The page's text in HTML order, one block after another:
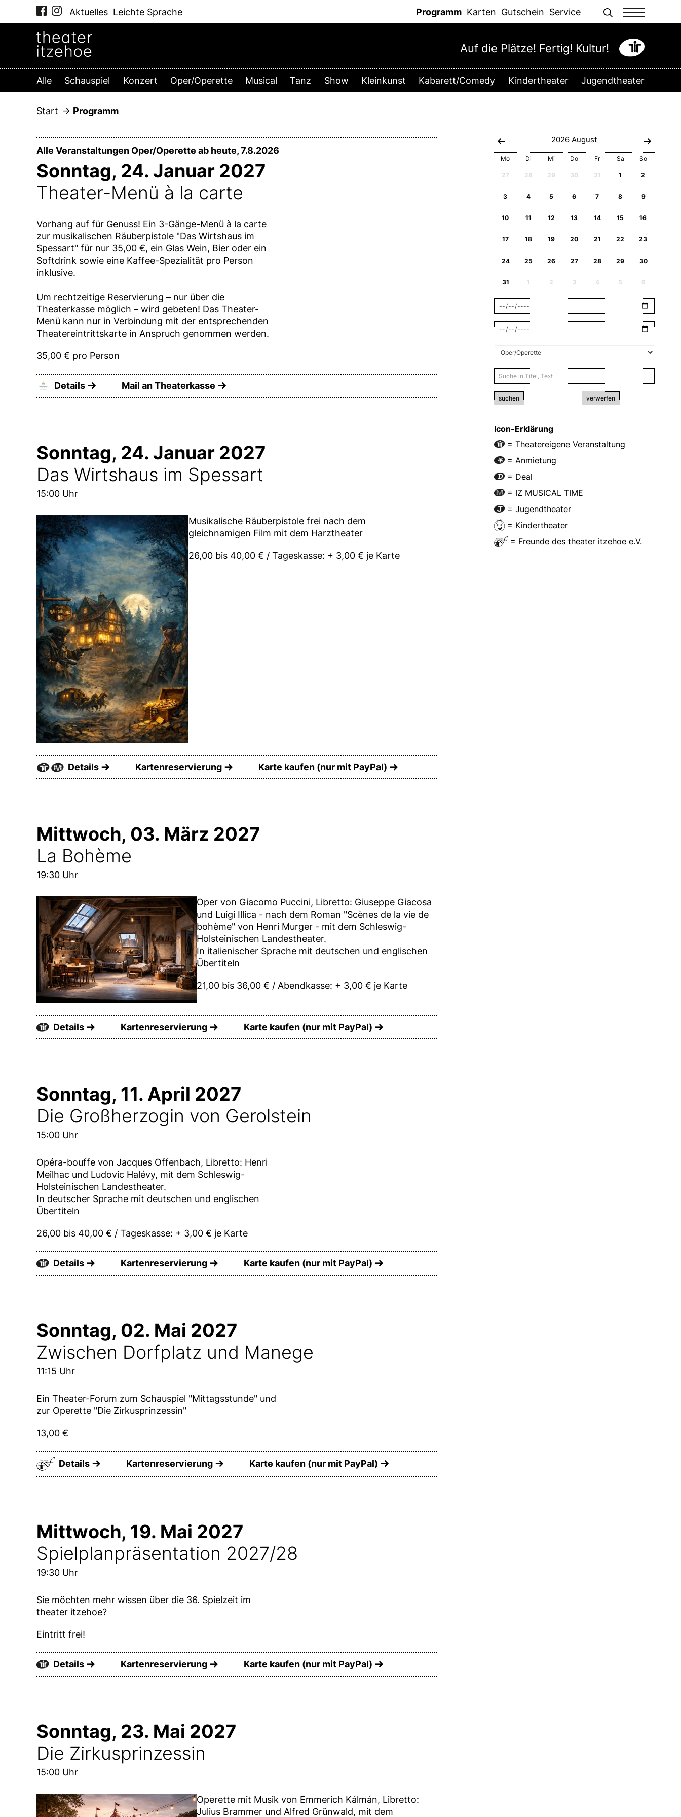
Aktuelles Leichte Sprache Programm Karten Gutschein Service
Auf die Plätze! Fertig! Kultur!
Alle Schauspiel Konzert Oper/Operette Musical Tanz Show Kleinkunst Kabarett/Comedy Kindertheater Jugendtheater
Start Programm
Alle Veranstaltungen Oper/Operette ab heute, 7.8.2026
Sonntag, 24. Januar 2027
Theater-Menü à la carte
Vorhang auf für Genuss! Ein 3-Gänge-Menü à la carte
zur musikalischen Räuberpistole "Das Wirtshaus im
Spessart" für nur 35,00 €, ein Glas Wein, Bier oder ein
Softdrink sowie eine Kaffee-Spezialität pro Person
inklusive.
Um rechtzeitige Reservierung – nur über die
Theaterkasse möglich – wird gebeten! Das Theater-
Menü kann nur in Verbindung mit der entsprechenden
Theatereintrittskarte in Anspruch genommen werden.
35,00 € pro Person
Details Mail an Theaterkasse
Sonntag, 24. Januar 2027
Das Wirtshaus im Spessart
15:00 Uhr
Musikalische Räuberpistole frei nach dem
gleichnamigen Film mit dem Harztheater
26,00 bis 40,00 € / Tageskasse: + 3,00 € je Karte
Details Kartenreservierung Karte kaufen (nur mit PayPal)
Mittwoch, 03. März 2027
La Bohème
19:30 Uhr
Oper von Giacomo Puccini, Libretto: Giuseppe Giacosa
und Luigi Illica - nach dem Roman "Scènes de la vie de
bohème" von Henri Murger - mit dem Schleswig-
Holsteinischen Landestheater.
In italienischer Sprache mit deutschen und englischen
Übertiteln
21,00 bis 36,00 € / Abendkasse: + 3,00 € je Karte
Details Kartenreservierung Karte kaufen (nur mit PayPal)
Sonntag, 11. April 2027
Die Großherzogin von Gerolstein
15:00 Uhr
Opéra-bouffe von Jacques Offenbach, Libretto: Henri
Meilhac und Ludovic Halévy, mit dem Schleswig-
Holsteinischen Landestheater.
In deutscher Sprache mit deutschen und englischen
Übertiteln
26,00 bis 40,00 € / Tageskasse: + 3,00 € je Karte
Details Kartenreservierung Karte kaufen (nur mit PayPal)
Sonntag, 02. Mai 2027
Zwischen Dorfplatz und Manege
11:15 Uhr
Ein Theater-Forum zum Schauspiel "Mittagsstunde" und
zur Operette "Die Zirkusprinzessin"
13,00 €
Details Kartenreservierung Karte kaufen (nur mit PayPal)
Mittwoch, 19. Mai 2027
Spielplanpräsentation 2027/28
19:30 Uhr
Sie möchten mehr wissen über die 36. Spielzeit im
theater itzehoe?
Eintritt frei!
Details Kartenreservierung Karte kaufen (nur mit PayPal)
Sonntag, 23. Mai 2027
Die Zirkusprinzessin
15:00 Uhr
Operette mit Musik von Emmerich Kálmán, Libretto:
Julius Brammer und Alfred Grünwald, mit dem
2026 August
Mo Di Mi Do Fr Sa So
27 28 29 30 31 1 2
3 4 5 6 7 8 9
10 11 12 13 14 15 16
17 18 19 20 21 22 23
24 25 26 27 28 29 30
31 1 2 3 4 5 6
suchen verwerfen
Icon-Erklärung
= Theatereigene Veranstaltung
= Anmietung
= Deal
= IZ MUSICAL TIME
= Jugendtheater
= Kindertheater
= Freunde des theater itzehoe e.V.